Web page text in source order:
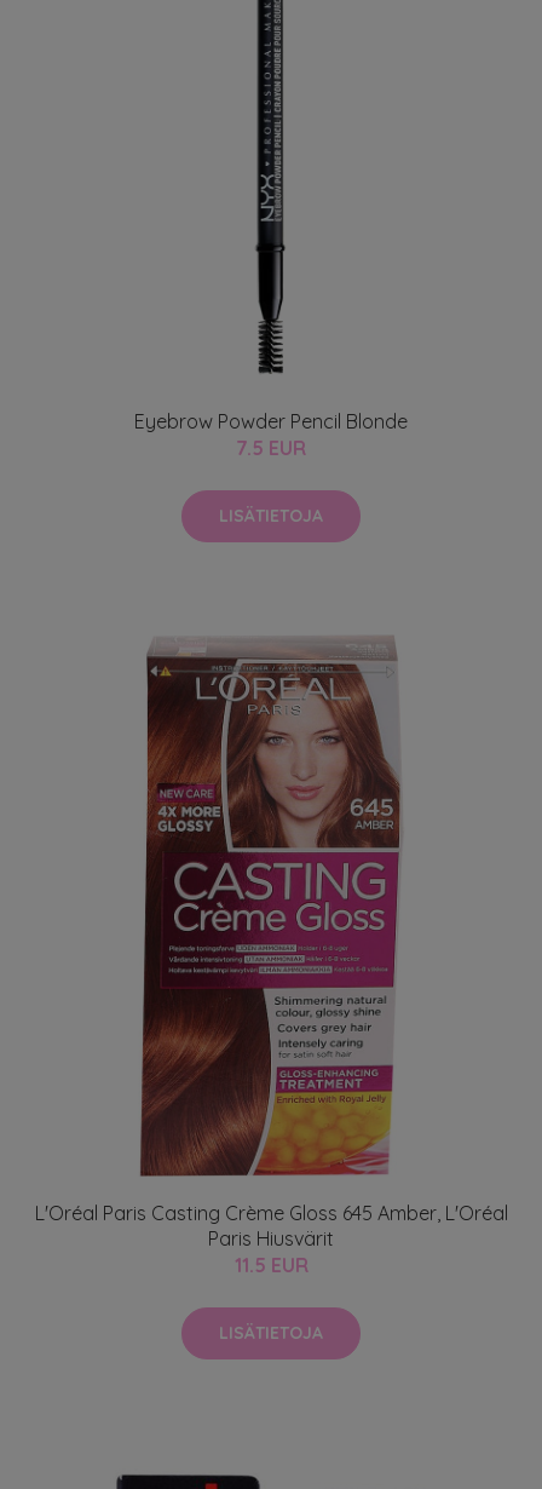
Eyebrow Powder Pencil Blonde
7.5 EUR
LISÄTIETOJA
L'Oréal Paris Casting Crème Gloss 645 Amber, L'Oréal
Paris Hiusvärit
11.5 EUR
LISÄTIETOJA